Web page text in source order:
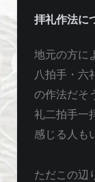
拝礼作法に
地元の方に
八拍手・六
の作法だそ
礼二拍手一
感じる人も
ただこの辺